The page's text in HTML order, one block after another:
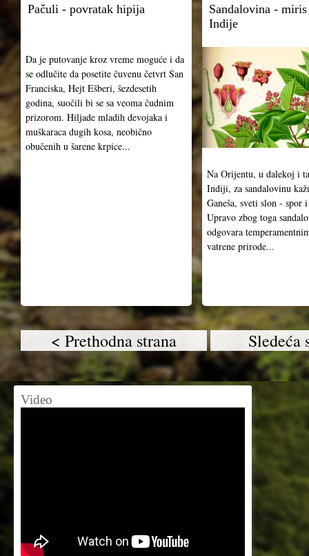
Pačuli - povratak hipija
Da je putovanje kroz vreme moguće i da
se odlučite da posetite čuvenu četvrt San
Franciska, Hejt Ešberi, šezdesetih
godina, suočili bi se sa veoma čudnim
prizorom. Hiljade mladih devojaka i
muškaraca dugih kosa, neobično
obučenih u šarene krpice...
Sandalovina -
Indije
Na Orijentu, u dalekoj i
Indiji, za sandalovinu
Ganeša, sveti slon - spor
Upravo zbog toga
odgovara
vatrene prirode...
< Prethodna strana Sledeća
Video